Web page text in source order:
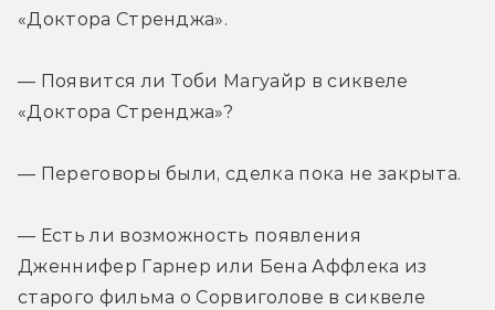
«Доктора Стренджа».
— Появится ли Тоби Магуайр в сиквеле
«Доктора Стренджа»?
— Переговоры были, сделка пока не закрыта.
— Есть ли возможность появления
Дженнифер Гарнер или Бена Аффлека из
старого фильма о Сорвиголове в сиквеле